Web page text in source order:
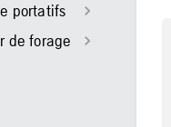
portatifs
de forage